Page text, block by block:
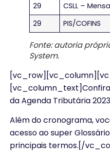
29
CSLL –
29
PIS/COFINS
Fonte: autoria
System.
da Agenda Tributária 2023
Além do cronograma,
acesso ao super
principais termos.[/